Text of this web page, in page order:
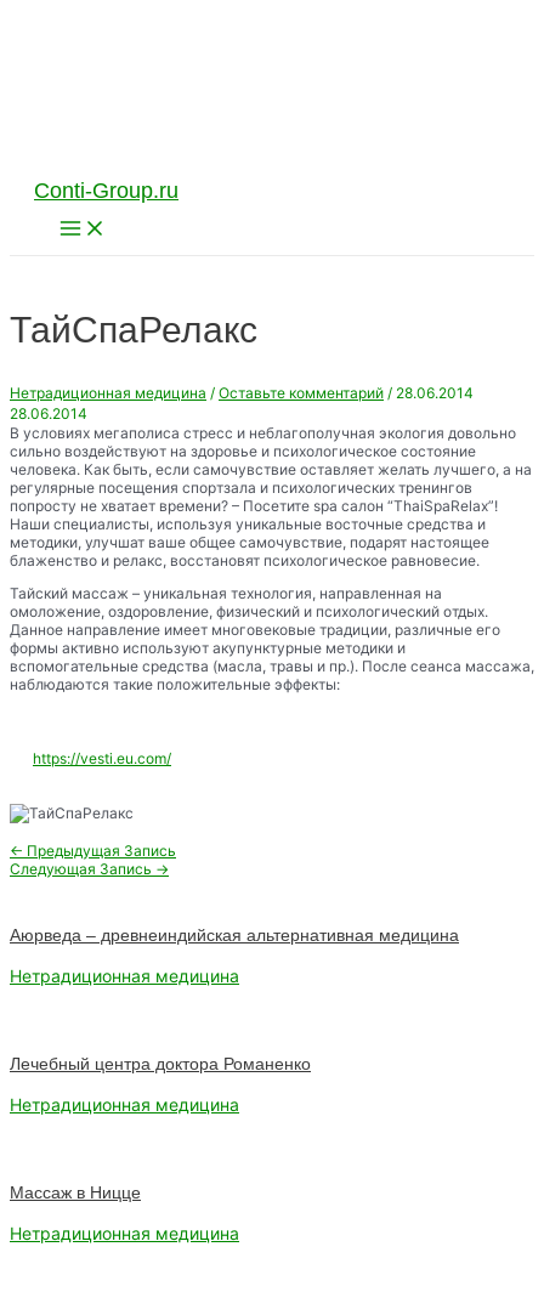
Conti-Group.ru
Main
Menu
ТайСпаРелакс
Нетрадиционная медицина / Оставьте комментарий / 28.06.2014
28.06.2014
В условиях мегаполиса стресс и неблагополучная экология довольно
сильно воздействуют на здоровье и психологическое состояние
человека. Как быть, если самочувствие оставляет желать лучшего, а на
регулярные посещения спортзала и психологических тренингов
попросту не хватает времени? – Посетите spa салон “ThaiSpaRelax”!
Наши специалисты, используя уникальные восточные средства и
методики, улучшат ваше общее самочувствие, подарят настоящее
блаженство и релакс, восстановят психологическое равновесие.
Тайский массаж – уникальная технология, направленная на
омоложение, оздоровление, физический и психологический отдых.
Данное направление имеет многовековые традиции, различные его
формы активно используют акупунктурные методики и
вспомогательные средства (масла, травы и пр.). После сеанса массажа,
наблюдаются такие положительные эффекты:
https://vesti.eu.com/
Навигация
по
← Предыдущая Запись
Следующая Запись →
Аюрведа – древнеиндийская альтернативная медицина
Нетрадиционная медицина
Лечебный центра доктора Романенко
Нетрадиционная медицина
Массаж в Ницце
Нетрадиционная медицина